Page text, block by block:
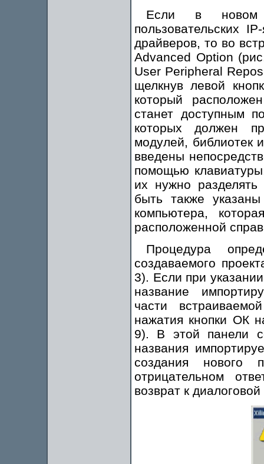
Если в новом
пользовательских
драйверов, то во
Advanced Option
User Peripheral
щелкнув левой
который
станет доступным
которых должен
модулей, библиотек
введены
помощью
их нужно разделять
быть также
компьютера,
расположенной
Процедура
создаваемого
3). Если при
название
части
нажатия кнопки ОК
9). В этой панели
названия
создания
отрицательном
возврат к